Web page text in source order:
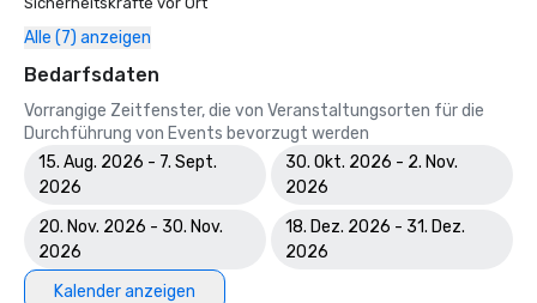
Alle (7) anzeigen
Bedarfsdaten
Vorrangige Zeitfenster, die von Veranstaltungsorten für die
Durchführung von Events bevorzugt werden
15. Aug. 2026 - 7. Sept.
2026
30. Okt. 2026 - 2. Nov.
2026
20. Nov. 2026 - 30. Nov.
2026
18. Dez. 2026 - 31. Dez.
2026
Kalender anzeigen